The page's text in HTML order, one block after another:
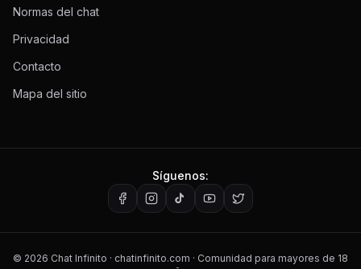
Normas del chat
Privacidad
Contacto
Mapa del sitio
Síguenos:
© 2026 Chat Infinito · chatinfinito.com · Comunidad para mayores de 18